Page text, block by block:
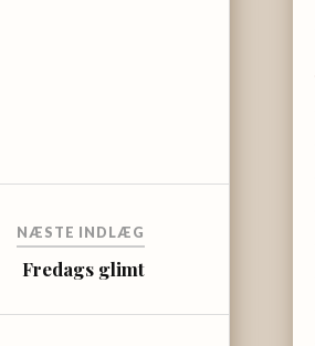
NÆSTE INDLÆG
Fredags glimt